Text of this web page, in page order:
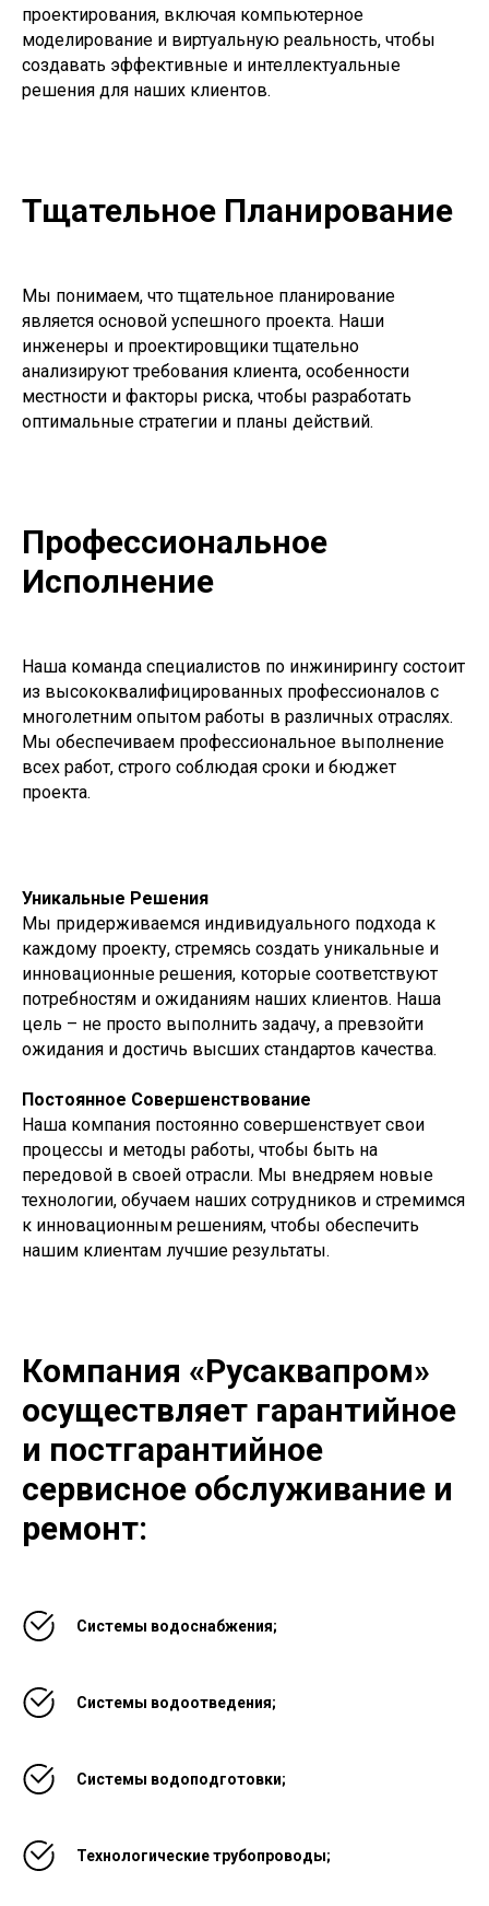
проектирования, включая компьютерное
моделирование и виртуальную реальность, чтобы
создавать эффективные и интеллектуальные
решения для наших клиентов.
Тщательное Планирование
Мы понимаем, что тщательное планирование
является основой успешного проекта. Наши
инженеры и проектировщики тщательно
анализируют требования клиента, особенности
местности и факторы риска, чтобы разработать
оптимальные стратегии и планы действий.
Профессиональное
Исполнение
Наша команда специалистов по инжинирингу состоит
из высококвалифицированных профессионалов с
многолетним опытом работы в различных отраслях.
Мы обеспечиваем профессиональное выполнение
всех работ, строго соблюдая сроки и бюджет
проекта.
Уникальные Решения
Мы придерживаемся индивидуального подхода к
каждому проекту, стремясь создать уникальные и
инновационные решения, которые соответствуют
потребностям и ожиданиям наших клиентов. Наша
цель – не просто выполнить задачу, а превзойти
ожидания и достичь высших стандартов качества.
Постоянное Совершенствование
Наша компания постоянно совершенствует свои
процессы и методы работы, чтобы быть на
передовой в своей отрасли. Мы внедряем новые
технологии, обучаем наших сотрудников и стремимся
к инновационным решениям, чтобы обеспечить
нашим клиентам лучшие результаты.
Компания «Русаквапром»
осуществляет гарантийное
и постгарантийное
сервисное обслуживание и
ремонт:
Системы водоснабжения;
Системы водоотведения;
Системы водоподготовки;
Технологические трубопроводы;